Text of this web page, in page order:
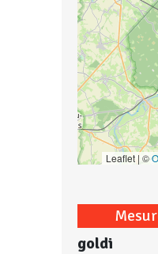
Leaflet | ©
goldi